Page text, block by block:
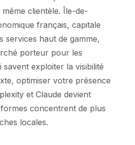
clientèle. Île-de-
français, capitale
services haut de gamme,
porteur pour les
savent exploiter la visibilité
optimiser votre présence
et Claude devient
concentrent de plus
locales.